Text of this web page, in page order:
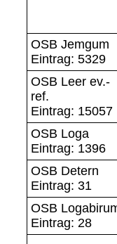
OSB Jemgum
Eintrag: 5329
OSB Leer ev.-
ref.
Eintrag: 15057
OSB Loga
Eintrag: 1396
OSB Detern
Eintrag: 31
OSB
Eintrag: 28